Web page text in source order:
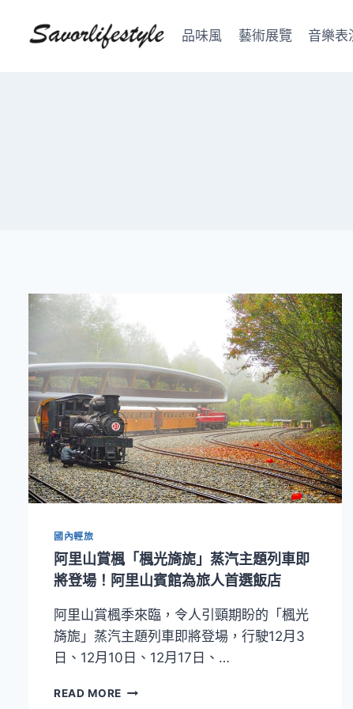
品味風 藝術展覽 音樂表
國內輕旅
阿里山賞楓「楓光旖旎」蒸汽主題列車即
將登場！阿里山賓館為旅人首選飯店
阿里山賞楓季來臨，令人引頸期盼的「楓光
旖旎」蒸汽主題列車即將登場，行駛12月3
日、12月10日、12月17日、…
READ MORE